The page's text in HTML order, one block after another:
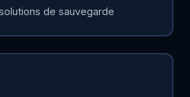
de sauvegarde